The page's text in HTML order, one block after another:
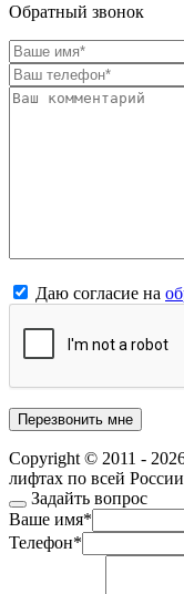
Обратный звонок
Даю согласие на
Copyright © 2011 -
лифтах по всей России
Задайть вопрос
Ваше имя*
Телефон*